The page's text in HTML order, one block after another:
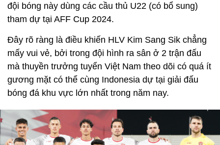
đội bóng này dùng các cầu thủ U22 (có bổ sung)
tham dự tại AFF Cup 2024.
Đây rõ ràng là điều khiến HLV Kim Sang Sik chẳng
mấy vui vẻ, bởi trong đội hình ra sân ở 2 trận đấu
mà thuyền trưởng tuyển Việt Nam theo dõi có quá ít
gương mặt có thể cùng Indonesia dự tại giải đấu
bóng đá khu vực lớn nhất trong năm nay.